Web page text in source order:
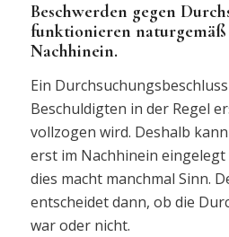
Beschwerden gegen
funktionieren
Nachhinein.
Ein
Beschuldigten in der Regel
vollzogen wird. Deshalb
erst im Nachhinein eingelegt
dies macht manchmal Sinn.
entscheidet dann, ob die
war oder nicht.